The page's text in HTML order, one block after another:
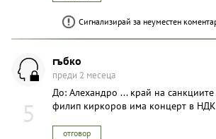
Сигнализирай за неуместен
5
гъбко
преди 2 месеца
До: Aлexaндpo ... край на санкциите
филип киркоров има концерт в НДК
отговор